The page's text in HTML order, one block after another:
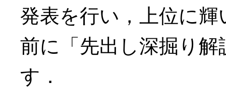
発表を行い，上位に
前に「先出し深掘り
す．